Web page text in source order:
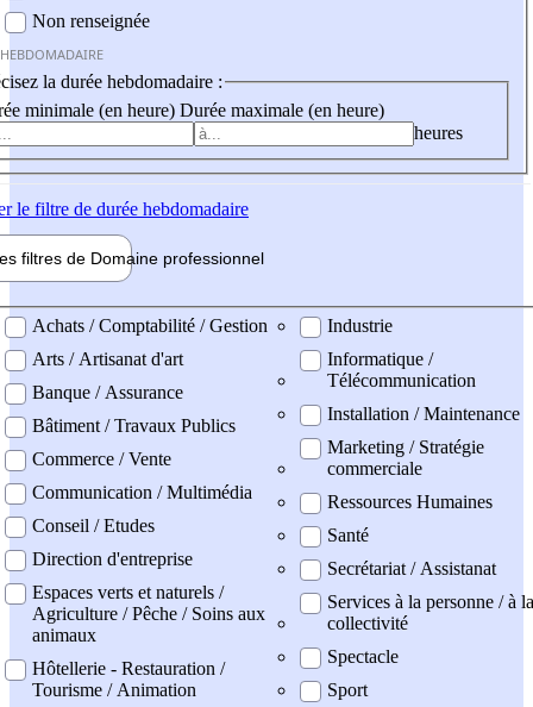
Non renseignée
la durée hebdomadaire :
minimale (en heure) Durée maximale (en heure)
heures
le filtre de durée hebdomadaire
filtres de Domaine professionnel
professionel
Achats / Comptabilité / Gestion
Arts / Artisanat d'art
Banque / Assurance
Bâtiment / Travaux Publics
Commerce / Vente
Communication / Multimédia
Conseil / Etudes
Direction d'entreprise
Espaces verts et naturels /
Agriculture / Pêche / Soins aux
animaux
Hôtellerie - Restauration /
Tourisme / Animation
Industrie
Informatique /
Télécommunication
Installation / Maintenance
Marketing / Stratégie
commerciale
Ressources Humaines
Santé
Secrétariat / Assistanat
Services à la personne / à la
collectivité
Spectacle
Sport